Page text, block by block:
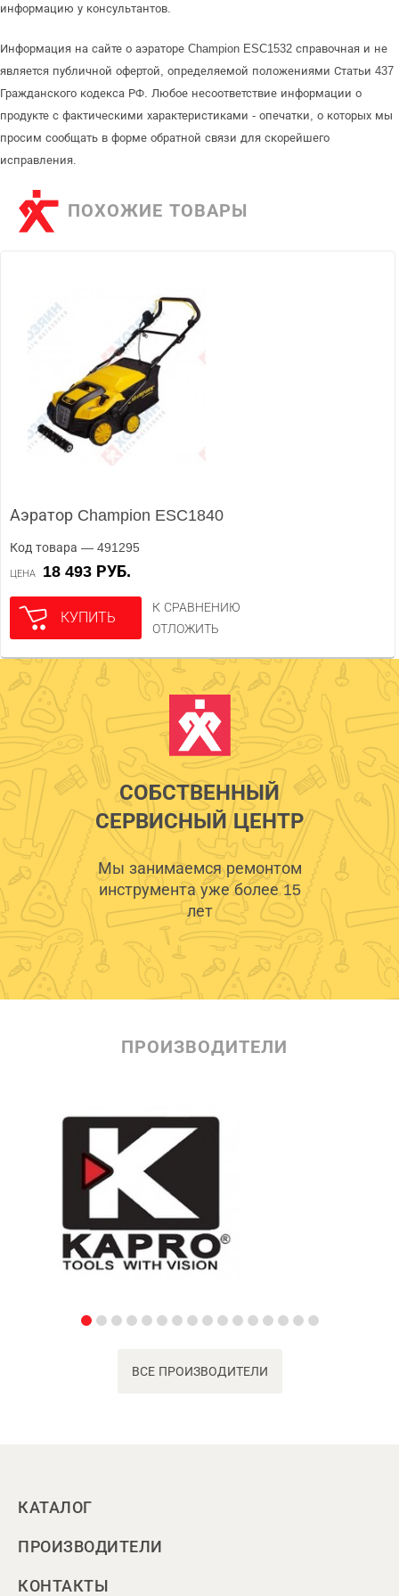
информацию у консультантов.
Информация на сайте о аэраторе Champion ESC1532 справочная и не
является публичной офертой, определяемой положениями Статьи 437
Гражданского кодекса РФ. Любое несоответствие информации о
продукте с фактическими характеристиками - опечатки, о которых мы
просим сообщать в форме обратной связи для скорейшего
исправления.
ПОХОЖИЕ ТОВАРЫ
Аэратор Champion ESC1840
Код товара — 491295
ЦЕНА 18 493 РУБ.
КУПИТЬ
К СРАВНЕНИЮ
ОТЛОЖИТЬ
СОБСТВЕННЫЙ
СЕРВИСНЫЙ ЦЕНТР
Мы занимаемся ремонтом
инструмента уже более 15
лет
ПРОИЗВОДИТЕЛИ
ВСЕ ПРОИЗВОДИТЕЛИ
КАТАЛОГ
ПРОИЗВОДИТЕЛИ
КОНТАКТЫ